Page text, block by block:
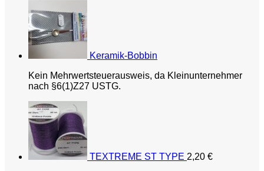
Keramik-Bobbin
Kein Mehrwertsteuerausweis, da Kleinunternehmer
nach §6(1)Z27 USTG.
TEXTREME ST TYPE 2,20 €